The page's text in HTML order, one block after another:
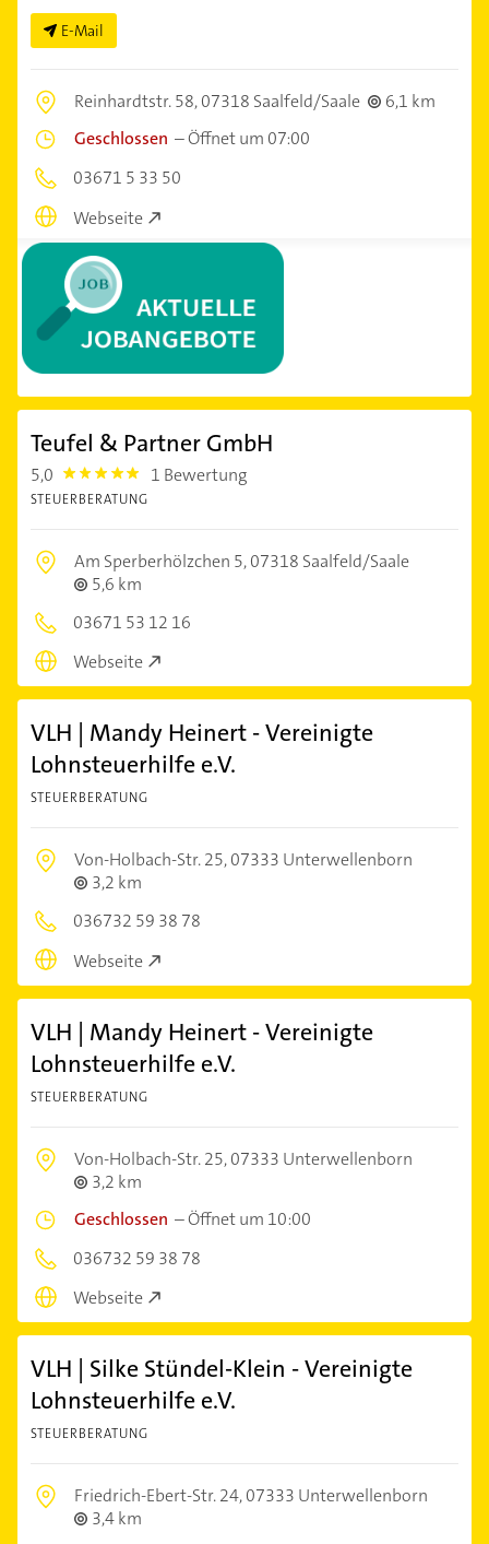
E-Mail
Reinhardtstr. 58,07318 Saalfeld/Saale
6,1 km
Geschlossen –Öffnet um 07:00
03671 5 33 50
Webseite
Teufel & Partner GmbH
5,0 5.0 1 Bewertung
STEUERBERATUNG
Am Sperberhölzchen 5,07318 Saalfeld/Saale
5,6 km
03671 53 12 16
Webseite
VLH | Mandy Heinert - Vereinigte
Lohnsteuerhilfe e.V.
STEUERBERATUNG
Von-Holbach-Str. 25,07333 Unterwellenborn
3,2 km
036732 59 38 78
Webseite
VLH | Mandy Heinert - Vereinigte
Lohnsteuerhilfe e.V.
STEUERBERATUNG
Von-Holbach-Str. 25,07333 Unterwellenborn
3,2 km
Geschlossen –Öffnet um 10:00
036732 59 38 78
Webseite
VLH | Silke Stündel-Klein - Vereinigte
Lohnsteuerhilfe e.V.
STEUERBERATUNG
Friedrich-Ebert-Str. 24,07333 Unterwellenborn
3,4 km